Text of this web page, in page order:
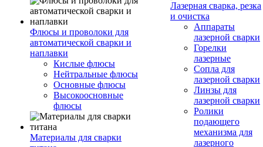
Флюсы и проволоки для
автоматической сварки и
наплавки
Кислые флюсы
Нейтральные флюсы
Основные флюсы
Высокоосновные
флюсы
Материалы для сварки
Лазерная сварка, резка
и очистка
Аппараты
лазерной сварки
Горелки
лазерные
Сопла для
лазерной сварки
Линзы для
лазерной сварки
Ролики
подающего
механизма для
лазерного